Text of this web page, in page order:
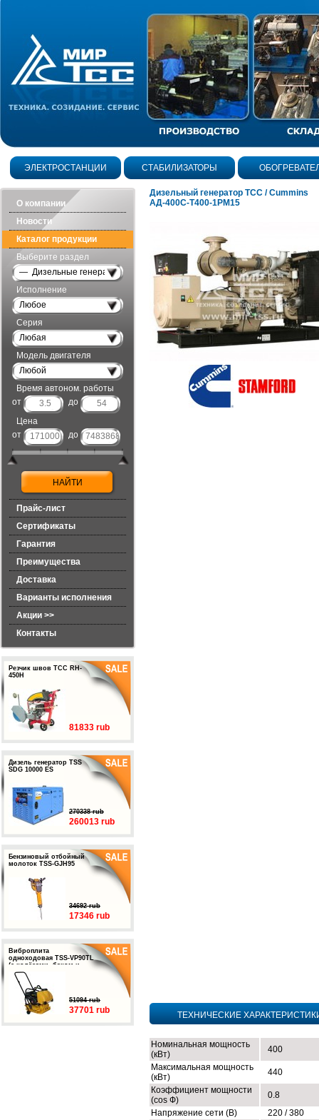
ЭЛЕКТРОСТАНЦИИ СТАБИЛИЗАТОРЫ
О компании
Новости
Каталог продукции
Выберите раздел
— Дизельные генераторы открытого исполнения
Исполнение
Любое
Серия
Любая
Модель двигателя
Любой
Время автоном. работы
от
до
Цена
от
до
Прайс-лист
Сертификаты
Гарантия
Преимущества
Доставка
Варианты исполнения
Акции >>
Контакты
Резчик швов ТСС RH-
450H
81833 rub
Дизель генератор TSS
SDG 10000 ES
270338 rub
260013 rub
Бензиновый отбойный
молоток TSS-GJH95
34692 rub
17346 rub
Виброплита
одноходовая TSS-VP90TL
(с колёсами, баком и
подошвой)
51094 rub
37701 rub
Дизельный генератор ТСС / Cummins
АД-400С-Т400-1РМ15
ТЕХНИЧЕСКИЕ
Номинальная мощность
(кВт)
400
Максимальная мощность
(кВт)
440
Коэффициент мощности
(cos Ф)
0.8
Напряжение сети (В)
220 / 380